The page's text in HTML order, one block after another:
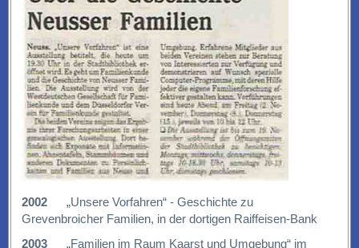
2002„Unsere Vorfahren“ - Geschichte zu
Grevenbroicher Familien, in der dortigen Raiffeisen-Bank
2003„Familien im Raum Kaarst und Umgebung“ im